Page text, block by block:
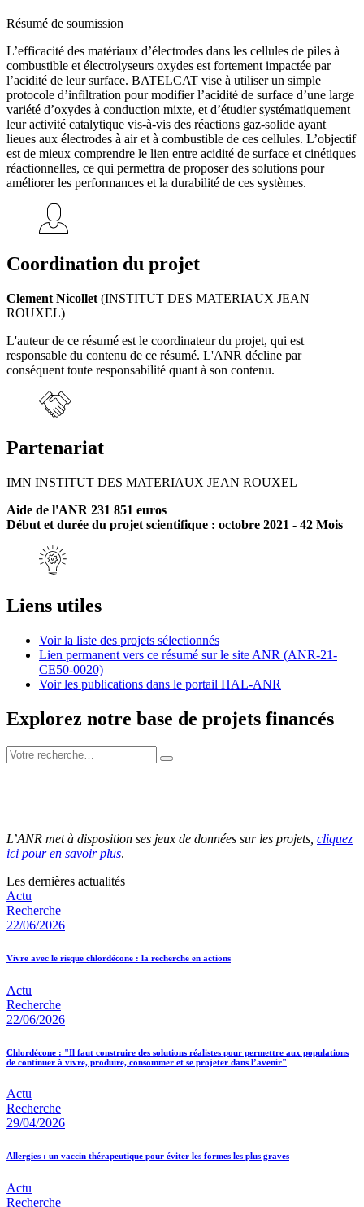
Résumé de soumission
L’efficacité des matériaux d’électrodes dans les cellules de piles à
combustible et électrolyseurs oxydes est fortement impactée par
l’acidité de leur surface. BATELCAT vise à utiliser un simple
protocole d’infiltration pour modifier l’acidité de surface d’une large
variété d’oxydes à conduction mixte, et d’étudier systématiquement
leur activité catalytique vis-à-vis des réactions gaz-solide ayant
lieues aux électrodes à air et à combustible de ces cellules. L’objectif
est de mieux comprendre le lien entre acidité de surface et cinétiques
réactionnelles, ce qui permettra de proposer des solutions pour
améliorer les performances et la durabilité de ces systèmes.
Coordination du projet
Clement Nicollet (INSTITUT DES MATERIAUX JEAN
ROUXEL)
L'auteur de ce résumé est le coordinateur du projet, qui est
responsable du contenu de ce résumé. L'ANR décline par
conséquent toute responsabilité quant à son contenu.
Partenariat
IMN INSTITUT DES MATERIAUX JEAN ROUXEL
Aide de l'ANR 231 851 euros
Début et durée du projet scientifique : octobre 2021 - 42 Mois
Liens utiles
Voir la liste des projets sélectionnés
Lien permanent vers ce résumé sur le site ANR (ANR-21-
CE50-0020)
Voir les publications dans le portail HAL-ANR
Explorez notre base de projets financés
L’ANR met à disposition ses jeux de données sur les projets, cliquez
ici pour en savoir plus.
Les dernières actualités
Actu
Recherche
22/06/2026
Vivre avec le risque chlordécone : la recherche en actions
Actu
Recherche
22/06/2026
Chlordécone : "Il faut construire des solutions réalistes pour permettre aux populations
de continuer à vivre, produire, consommer et se projeter dans l’avenir"
Actu
Recherche
29/04/2026
Allergies : un vaccin thérapeutique pour éviter les formes les plus graves
Actu
Recherche